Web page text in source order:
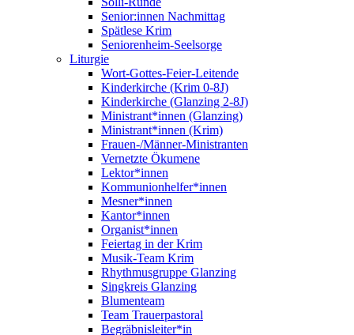
Senior:innen Nachmittag
Spätlese Krim
Seniorenheim-Seelsorge
Liturgie
Wort-Gottes-Feier-Leitende
Kinderkirche (Krim 0-8J)
Kinderkirche (Glanzing 2-8J)
Ministrant*innen (Glanzing)
Ministrant*innen (Krim)
Frauen-/Männer-Ministranten
Vernetzte Ökumene
Lektor*innen
Kommunionhelfer*innen
Mesner*innen
Kantor*innen
Organist*innen
Feiertag in der Krim
Musik-Team Krim
Rhythmusgruppe Glanzing
Singkreis Glanzing
Blumenteam
Team Trauerpastoral
Begräbnisleiter*in